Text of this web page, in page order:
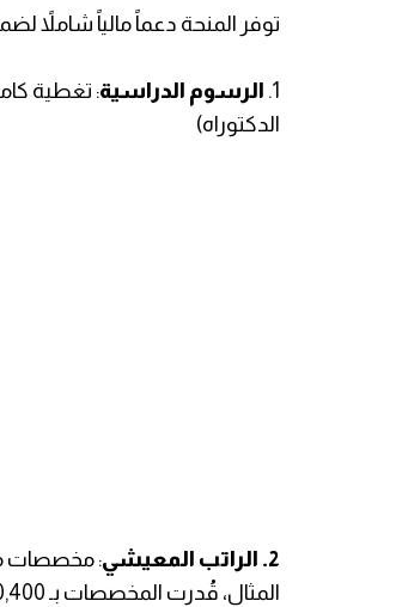
توفر المنحة دعماً مالياً شاملاً
1. ​ الرسوم الدراسية: تغطية
الدكتوراه)
2. ​الراتب المعيشي
: مخصصات